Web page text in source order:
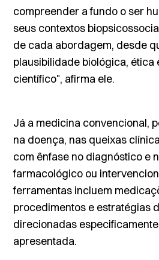
compreender a fundo o ser
seus contextos
de cada abordagem, desde
plausibilidade biológica, ética
científico", afirma ele.
Já a medicina convencional,
na doença, nas queixas
com ênfase no diagnóstico e
farmacológico ou
ferramentas incluem
procedimentos e estratégias
direcionadas
apresentada.